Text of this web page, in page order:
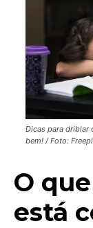
Dicas para driblar
bem! / Foto:
O
está